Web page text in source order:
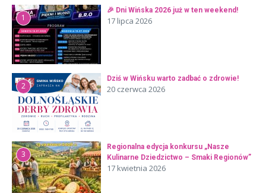
1
🎉 Dni Wińska 2026 już w ten weekend!
17 lipca 2026
2
Dziś w Wińsku warto zadbać o zdrowie!
20 czerwca 2026
3
Regionalna edycja konkursu „Nasze
Kulinarne Dziedzictwo – Smaki Regionów”
17 kwietnia 2026